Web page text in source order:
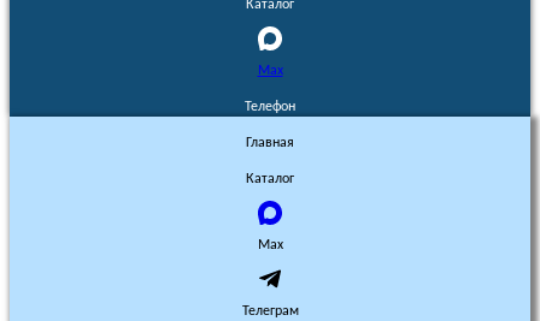
Каталог
Max
Телефон
Главная
Каталог
Max
Телеграм